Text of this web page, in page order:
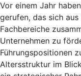
Vor einem Jahr
gerufen, das sich
Fachbereiche
Unternehmen zu
Führungspositionen
Altersstruktur im